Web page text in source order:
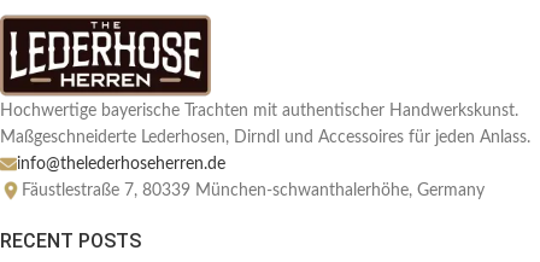
Hochwertige bayerische Trachten mit authentischer Handwerkskunst.
Maßgeschneiderte Lederhosen, Dirndl und Accessoires für jeden Anlass.
info@thelederhoseherren.de
Fäustlestraße 7, 80339 München-schwanthalerhöhe, Germany
RECENT POSTS